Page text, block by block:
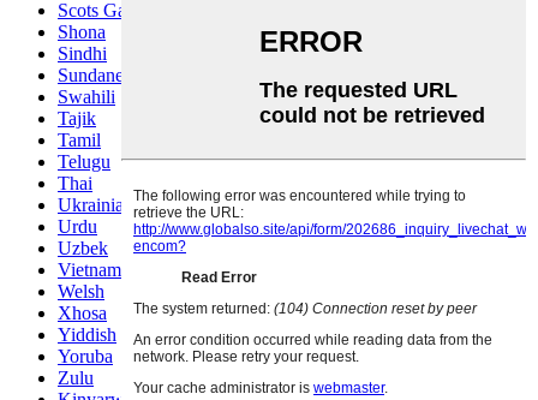
Scots Gaelic
Shona
Sindhi
Sundanese
Swahili
Tajik
Tamil
Telugu
Thai
Ukrainian
Urdu
Uzbek
Vietnamese
Welsh
Xhosa
Yiddish
Yoruba
Zulu